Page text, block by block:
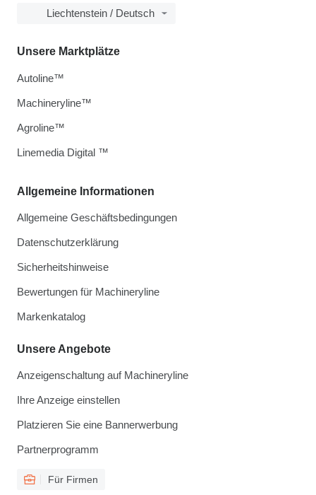
Liechtenstein / Deutsch
Allgemeine Informationen
Allgemeine Geschäftsbedingungen
Datenschutzerklärung
Sicherheitshinweise
Bewertungen für Machineryline
Markenkatalog
Unsere Angebote
Anzeigenschaltung auf Machineryline
Ihre Anzeige einstellen
Platzieren Sie eine Bannerwerbung
Partnerprogramm
Für Firmen
Unsere Marktplätze
Autoline™
Machineryline™
Agroline™
Linemedia Digital ™